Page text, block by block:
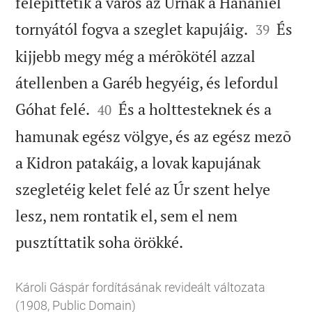
tornyától fogva a szeglet kapujáig. 

39 És
kijjebb megy még a mérõkötél azzal
átellenben a Garéb hegyéig, és lefordul
Góhat felé. 

40 És a holttesteknek és a
hamunak egész völgye, és az egész mezõ
a Kidron patakáig, a lovak kapujának
szegletéig kelet felé az Úr szent helye
lesz, nem rontatik el, sem el nem
pusztíttatik soha örökké.
Károli Gáspár fordításának revideált változata
(1908, Public Domain)